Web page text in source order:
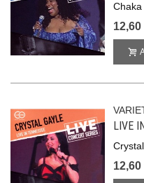
Chaka
12,60
LIVE
12,60